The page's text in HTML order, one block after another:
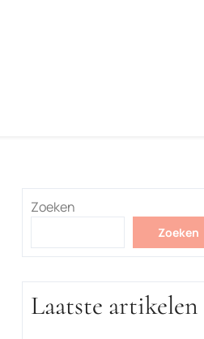
Zoeken
Zoeken
Laatste artikelen